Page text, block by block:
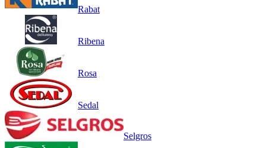
Rabat
Ribena
Rosa
Sedal
Selgros